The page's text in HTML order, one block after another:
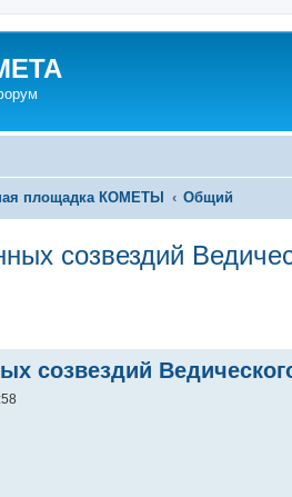
площадка КОМЕТЫ Общий
созвездий
созвездий